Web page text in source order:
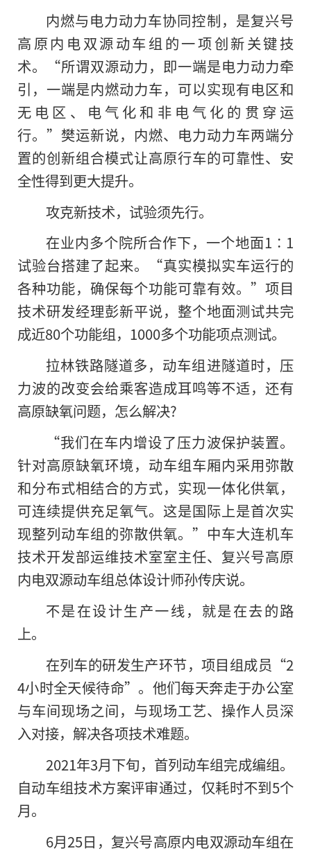
内燃与电力动力车协同控制，是复兴号
高原内电双源动车组的一项创新关键技
术。“所谓双源动力，即一端是电力动力牵
引，一端是内燃动力车，可以实现有电区和
无电区、电气化和非电气化的贯穿运
行。”樊运新说，内燃、电力动力车两端分
置的创新组合模式让高原行车的可靠性、安
全性得到更大提升。
攻克新技术，试验须先行。
在业内多个院所合作下，一个地面1∶1
试验台搭建了起来。“真实模拟实车运行的
各种功能，确保每个功能可靠有效。”项目
技术研发经理彭新平说，整个地面测试共完
成近80个功能组，1000多个功能项点测试。
拉林铁路隧道多，动车组进隧道时，压
力波的改变会给乘客造成耳鸣等不适，还有
高原缺氧问题，怎么解决?
“我们在车内增设了压力波保护装置。
针对高原缺氧环境，动车组车厢内采用弥散
和分布式相结合的方式，实现一体化供氧，
可连续提供充足氧气。这是国际上是首次实
现整列动车组的弥散供氧。”中车大连机车
技术开发部运维技术室室主任、复兴号高原
内电双源动车组总体设计师孙传庆说。
不是在设计生产一线，就是在去的路
上。
在列车的研发生产环节，项目组成员“2
4小时全天候待命”。他们每天奔走于办公室
与车间现场之间，与现场工艺、操作人员深
入对接，解决各项技术难题。
2021年3月下旬，首列动车组完成编组。
自动车组技术方案评审通过，仅耗时不到5个
月。
6月25日，复兴号高原内电双源动车组在